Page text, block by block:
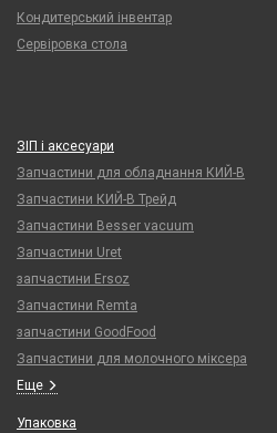
Кондитерський інвентар
Сервіровка стола
ЗІП і аксесуари
Запчастини для обладнання КИЙ-В
Запчастини КИЙ-В Трейд
Запчастини Besser vacuum
Запчастини Uret
запчастини Ersoz
Запчастини Remta
запчастини GoodFood
Запчастини для молочного міксера
Еще
Упаковка